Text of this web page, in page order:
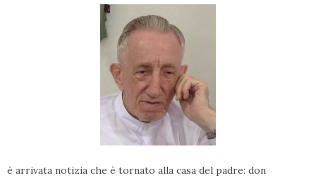
è arrivata notizia che è tornato alla casa del padre: don